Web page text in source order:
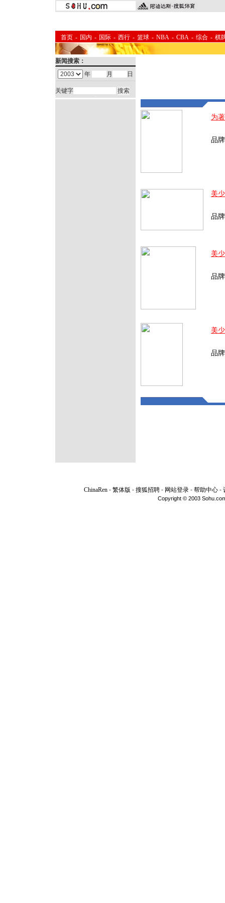
首页 - 国内 - 国际 - 西行 - 篮球 - NBA - CBA - 综合 - 棋
新闻搜索：
年
月 日
关键字
为
品
美
品
美
品
美
品
ChinaRen - 繁体版 - 搜狐招聘 - 网站登录 - 帮助中心 -
Copyright © 2003